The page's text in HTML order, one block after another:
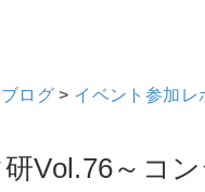
ブログ > イベント参加レ
研Vol.76～コ